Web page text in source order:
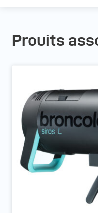
Prouits